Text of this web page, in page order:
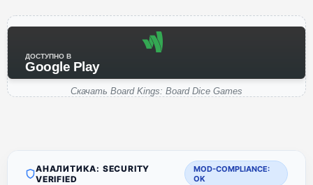
ДОСТУПНО В
Google Play
Скачать Board Kings: Board Dice Games
АНАЛИТИКА: SECURITY
VERIFIED
MOD-COMPLIANCE:
OK